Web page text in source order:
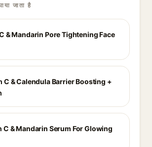
जाता है
& Mandarin Pore Tightening Face
C & Calendula Barrier Boosting +
C & Mandarin Serum For Glowing